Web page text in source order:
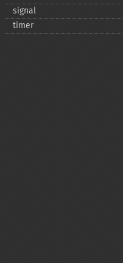
signal
timer